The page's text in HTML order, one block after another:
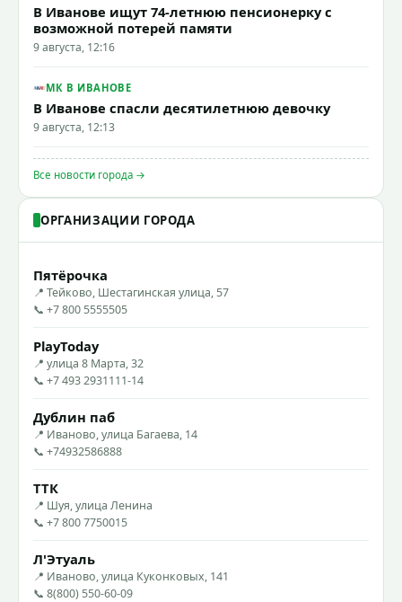
В Иванове ищут 74-летнюю пенсионерку с
возможной потерей памяти
9 августа, 12:16
МК В ИВАНОВЕ
В Иванове спасли десятилетнюю девочку
9 августа, 12:13
Все новости города →
ОРГАНИЗАЦИИ ГОРОДА
Пятёрочка
📍 Тейково, Шестагинская улица, 57
📞 +7 800 5555505
PlayToday
📍 улица 8 Марта, 32
📞 +7 493 2931111-14
Дублин паб
📍 Иваново, улица Багаева, 14
📞 +74932586888
ТТК
📍 Шуя, улица Ленина
📞 +7 800 7750015
Л'Этуаль
📍 Иваново, улица Куконковых, 141
📞 8(800) 550-60-09